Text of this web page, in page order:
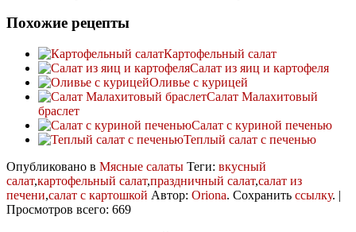
Похожие рецепты
Картофельный салат
Салат из яиц и картофеля
Оливье с курицей
Салат Малахитовый
браслет
Салат с куриной печенью
Теплый салат с печенью
Опубликовано в Мясные салаты Теги: вкусный
салат,картофельный салат,праздничный салат,салат из
печени,салат с картошкой Автор: Oriona. Сохранить ссылку. |
Просмотров всего: 669